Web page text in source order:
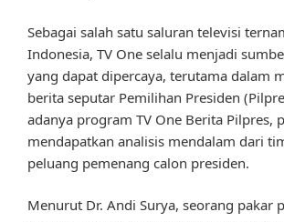
Sebagai salah satu saluran televisi
Indonesia, TV One selalu menjadi
yang dapat dipercaya, terutama dalam
berita seputar Pemilihan Presiden
adanya program TV One Berita Pilpres,
mendapatkan analisis mendalam dari
peluang pemenang calon presiden.
Menurut Dr. Andi Surya, seorang pakar